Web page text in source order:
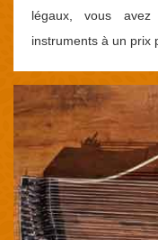
légaux, vous
instruments à un prix